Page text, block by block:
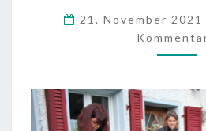
SAM
21. November 2021